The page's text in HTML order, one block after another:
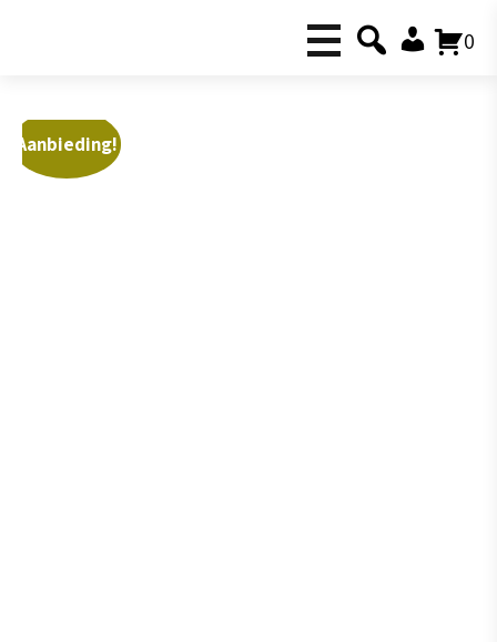
0
Aanbieding!